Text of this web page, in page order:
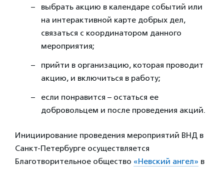
выбрать акцию в календаре событий или
на интерактивной карте добрых дел,
связаться с координатором данного
мероприятия;
прийти в организацию, которая проводит
акцию, и включиться в работу;
если понравится – остаться ее
добровольцем и после проведения акций.
Инициирование проведения мероприятий ВНД в
Санкт-Петербурге осуществляется
Благотворительное общество «Невский ангел» в